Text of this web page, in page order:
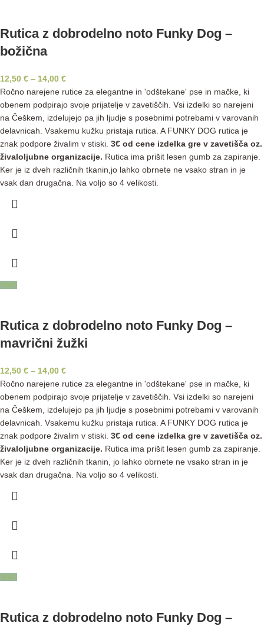
Rutica z dobrodelno noto Funky Dog –
božična
12,50 € – 14,00 €
Ročno narejene rutice za elegantne in 'odštekane' pse in mačke, ki
obenem podpirajo svoje prijatelje v zavetiščih. Vsi izdelki so narejeni
na Češkem, izdelujejo pa jih ljudje s posebnimi potrebami v varovanih
delavnicah. Vsakemu kužku pristaja rutica. A FUNKY DOG rutica je
znak podpore živalim v stiski. 3€ od cene izdelka gre v zavetišča oz.
živaloljubne organizacije. Rutica ima prišit lesen gumb za zapiranje.
Ker je iz dveh različnih tkanin,jo lahko obrnete ne vsako stran in je
vsak dan drugačna. Na voljo so 4 velikosti.
Novo
Rutica z dobrodelno noto Funky Dog –
mavrični žužki
12,50 € – 14,00 €
Ročno narejene rutice za elegantne in 'odštekane' pse in mačke, ki
obenem podpirajo svoje prijatelje v zavetiščih. Vsi izdelki so narejeni
na Češkem, izdelujejo pa jih ljudje s posebnimi potrebami v varovanih
delavnicah. Vsakemu kužku pristaja rutica. A FUNKY DOG rutica je
znak podpore živalim v stiski. 3€ od cene izdelka gre v zavetišča oz.
živaloljubne organizacije. Rutica ima prišit lesen gumb za zapiranje.
Ker je iz dveh različnih tkanin, jo lahko obrnete ne vsako stran in je
vsak dan drugačna. Na voljo so 4 velikosti.
Novo
Rutica z dobrodelno noto Funky Dog –